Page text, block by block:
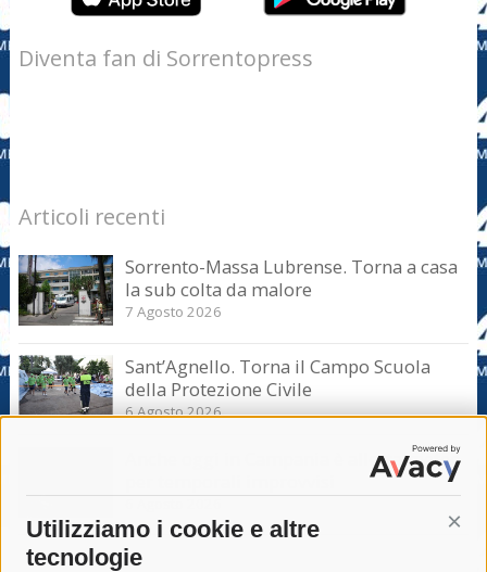
Utilizziamo i cookie e altre
tecnologie
Diventa fan di Sorrentopress
Articoli recenti
Sorrento-Massa Lubrense. Torna a casa
la sub colta da malore
7 Agosto 2026
Sant’Agnello. Torna il Campo Scuola
della Protezione Civile
6 Agosto 2026
Anche oggi in Campania è allerta meteo